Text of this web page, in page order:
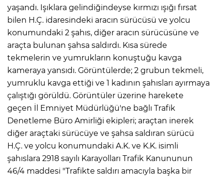
yaşandı. Işıklara gelindiğindeyse kırmızı ışığı fırsat
bilen H.Ç. idaresindeki aracın sürücüsü ve yolcu
konumundaki 2 şahıs, diğer aracın sürücüsüne ve
araçta bulunan şahsa saldırdı. Kısa sürede
tekmelerin ve yumrukların konuştuğu kavga
kameraya yansıdı. Görüntülerde; 2 grubun tekmeli,
yumruklu kavga ettiği ve 1 kadının şahısları ayırmaya
çalıştığı görüldü. Görüntüler üzerine harekete
geçen İl Emniyet Müdürlüğü'ne bağlı Trafik
Denetleme Büro Amirliği ekipleri; araçtan inerek
diğer araçtaki sürücüye ve şahsa saldıran sürücü
H.Ç. ve yolcu konumundaki A.K. ve K.K. isimli
şahıslara 2918 sayılı Karayolları Trafik Kanununun
46/4 maddesi "Trafikte saldırı amacıyla başka bir